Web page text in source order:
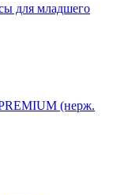
для младшего
(нерж.